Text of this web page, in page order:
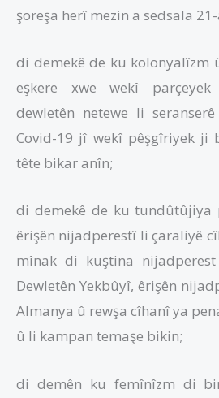
şoreşa herî mezin a sedsala
di demekê de ku kolonyalîzm
eşkere xwe wekî
dewletên netewe li
Covid-19 jî wekî pêşgîriyek ji
tête bikar anîn;
di demekê de ku tundûtûjiya
êrişên nijadperestî li çaraliyê
mînak di kuştina
Dewletên Yekbûyî, êrişên
Almanya û rewşa cîhanî ya
û li kampan temaşe bikin;
di demên ku femînîzm di